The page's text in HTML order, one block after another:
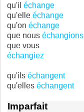
qu'il échange
qu'elle échange
qu'on échange
que nous échangions
que vous
échangiez
qu'ils échangent
qu'elles échangent
Imparfait